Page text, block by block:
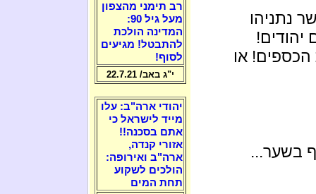
נתניהו
יהודים!
הכספים! או
בשער...
רב תימני מהצפון
מעל גיל 90:
המדינה הולכת
להתבטל! מגיעים
לסוף!
י"ג באב/ 22.7.21
יהודי ארה"ב: עלו
מייד לישראל כי
אתם בסכנה!!
אזורי קנדה,
ארה"ב ואירופה:
הולכים לשקוע
תחת המים